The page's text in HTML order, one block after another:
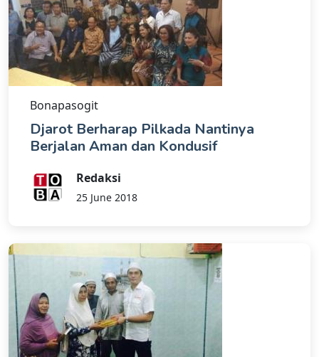
Bonapasogit
Djarot Berharap Pilkada Nantinya
Berjalan Aman dan Kondusif
Redaksi
25 June 2018